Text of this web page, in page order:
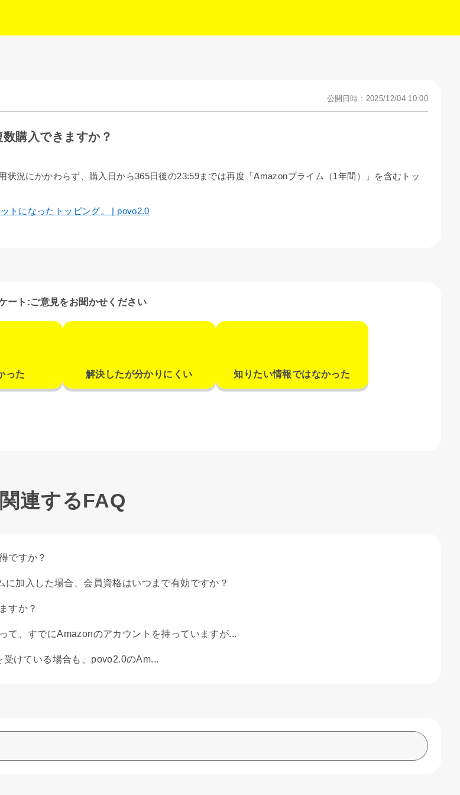
公開日時 : 2025/12/04 10:00
購入できますか？
況にかかわらず、購入日から365日後の23:59までは再度「Amazonプライム（1年間）」を含むトッ
トになったトッピング。 | povo2.0
ート:ご意見をお聞かせください
った 解決したが分かりにくい 知りたい情報ではなかった
関連するFAQ
ですか？
加入した場合、会員資格はいつまで有効ですか？
すか？
て、すでにAmazonのアカウントを持っていますが...
けている場合も、povo2.0のAm...